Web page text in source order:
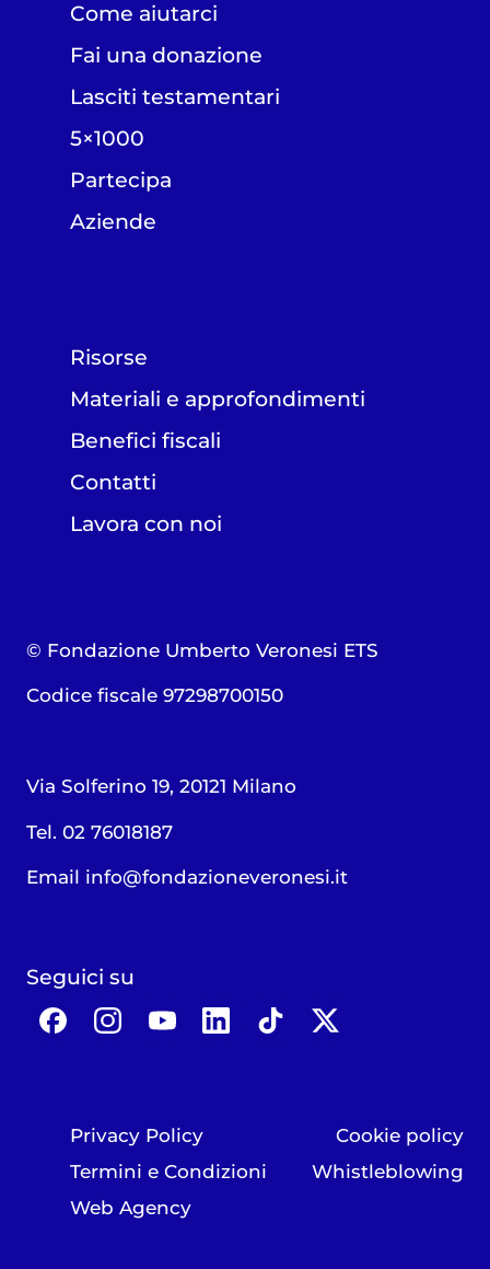
Come aiutarci
Fai una donazione
Lasciti testamentari
5×1000
Partecipa
Aziende
Risorse
Materiali e approfondimenti
Benefici fiscali
Contatti
Lavora con noi
© Fondazione Umberto Veronesi ETS
Codice fiscale 97298700150
Via Solferino 19, 20121 Milano
Tel. 02 76018187
Email info@fondazioneveronesi.it
Seguici su
Privacy Policy
Cookie policy
Termini e Condizioni
Whistleblowing
Web Agency